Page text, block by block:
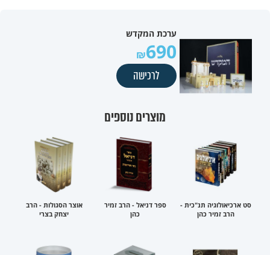
ערכת המקדש
690
לרכישה
מוצרים נוספים
סט ארכיאולוגיה תנ"כית -
הרב זמיר כהן
ספר דניאל - הרב זמיר
כהן
אוצר הסגולות - הרב
יצחק בצרי